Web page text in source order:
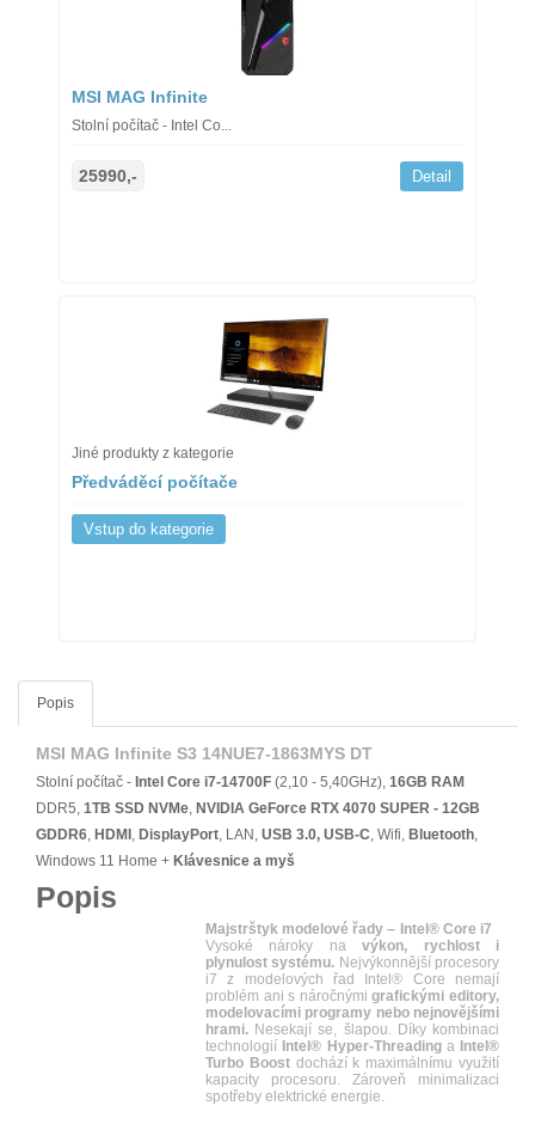
MSI MAG Infinite
Stolní počítač - Intel Co...
25990,- Detail
Jiné produkty z kategorie
Předváděcí počítače
Vstup do kategorie
Popis
MSI MAG Infinite S3 14NUE7-1863MYS DT
Stolní počítač - Intel Core i7-14700F (2,10 - 5,40GHz), 16GB RAM
DDR5, 1TB SSD NVMe, NVIDIA GeForce RTX 4070 SUPER - 12GB
GDDR6, HDMI , DisplayPort, LAN, USB 3.0, USB-C, Wifi, Bluetooth,
Windows 11 Home + Klávesnice a myš
Popis
Majstrštyk modelové řady – Intel® Core i7
Vysoké nároky navýkon, rychlost i
plynulost systému. Nejvýkonnější procesory
i7 z modelových řad Intel® Core nemají
problém ani s náročnýmigrafickými editory,
modelovacími programy nebo nejnovějšími
hrami. Nesekají se, šlapou. Díky kombinaci
technologií
Intel® Hyper-Threadinga Intel®
Turbo Boostdochází k maximálnímu využití
kapacity procesoru. Zároveň minimalizaci
spotřeby elektrické energie.